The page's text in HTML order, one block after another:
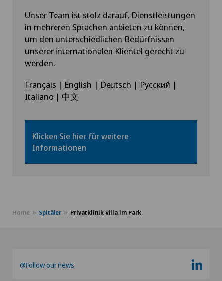
Unser Team ist stolz darauf, Dienstleistungen
in mehreren Sprachen anbieten zu können,
um den unterschiedlichen Bedürfnissen
unserer internationalen Klientel gerecht zu
werden.
Français | English | Deutsch | Русский |
Italiano | 中文
Klicken Sie hier für weitere
Informationen
Home Spitäler Privatklinik Villa im Park
@Follow our news